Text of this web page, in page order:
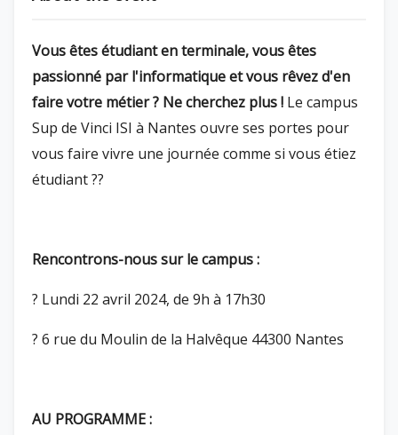
Vous êtes étudiant en terminale, vous êtes
passionné par l'informatique et vous rêvez d'en
faire votre métier ? Ne cherchez plus ! Le campus
Sup de Vinci ISI à Nantes ouvre ses portes pour
vous faire vivre une journée comme si vous étiez
étudiant ?‍?
Rencontrons-nous sur le campus :
? Lundi 22 avril 2024, de 9h à 17h30
? 6 rue du Moulin de la Halvêque 44300 Nantes
AU PROGRAMME :